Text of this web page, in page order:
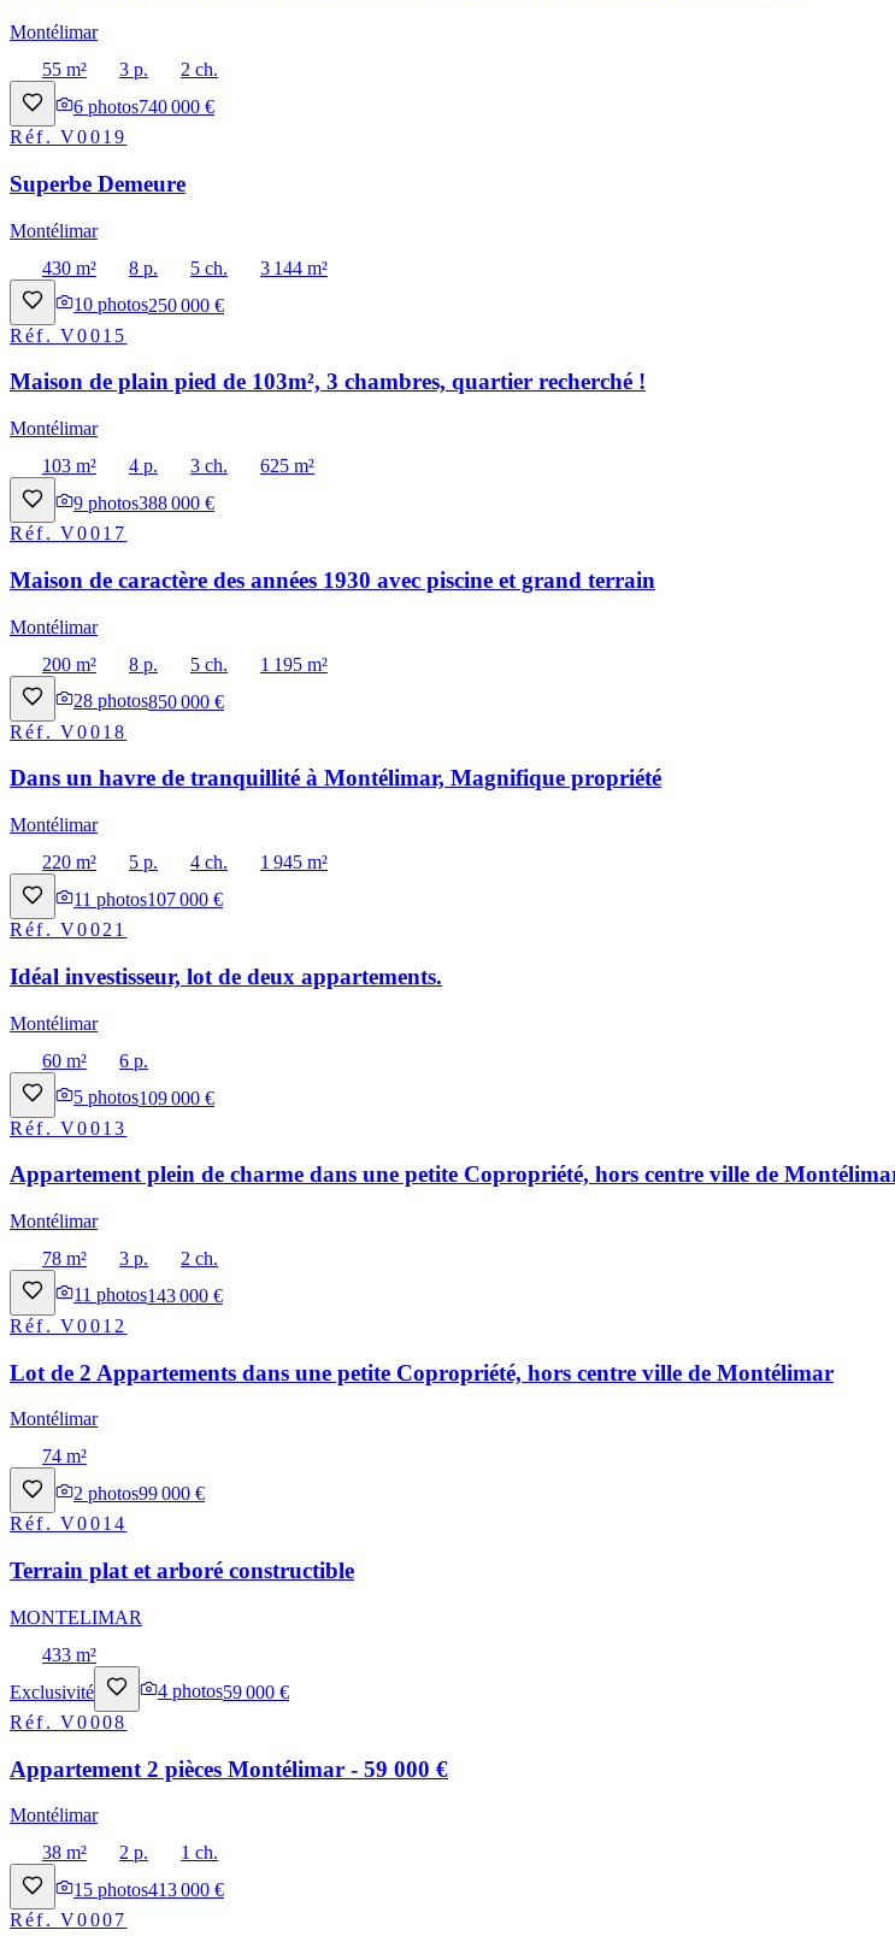
Montélimar
55 m²
3 p.
2 ch.
6 photos740 000 €
Réf.V0019
Superbe Demeure
Montélimar
430 m²
8 p. 5 ch.
3 144 m²
10 photos250 000 €
Réf.V0015
Maison de plain pied de 103m², 3 chambres, quartier recherché !
Montélimar
103 m²
4 p. 3 ch.
625 m²
9 photos388 000 €
Réf.V0017
Maison de caractère des années 1930 avec piscine et grand terrain
Montélimar
200 m²
8 p. 5 ch.
1 195 m²
28 photos850 000 €
Réf.V0018
Dans un havre de tranquillité à Montélimar, Magnifique propriété
Montélimar
220 m²
5 p. 4 ch.
1 945 m²
11 photos107 000 €
Réf.V0021
Idéal investisseur, lot de deux appartements.
Montélimar
60 m²
6 p.
5 photos109 000 €
Réf.V0013
Appartement plein de charme dans une petite Copropriété, hors centre ville de
Montélimar
78 m²
3 p.
2 ch.
11 photos143 000 €
Réf.V0012
Lot de 2 Appartements dans une petite Copropriété, hors centre ville de Montélimar
Montélimar
74 m²
2 photos99 000 €
Réf.V0014
Terrain plat et arboré constructible
MONTELIMAR
433 m²
Exclusivité
4 photos59 000 €
Réf.V0008
Appartement 2 pièces Montélimar - 59 000 €
Montélimar
38 m²
2 p.
1 ch.
15 photos413 000 €
Réf.V0007